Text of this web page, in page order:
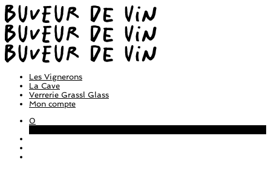
Les Vignerons
La Cave
Verrerie Grassl Glass
Mon compte
0